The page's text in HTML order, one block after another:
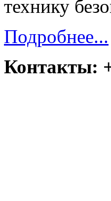
технику
Подробнее...
Контакты: